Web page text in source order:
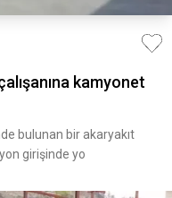
kamyonet
bulunan bir akaryakıt
girişinde yo